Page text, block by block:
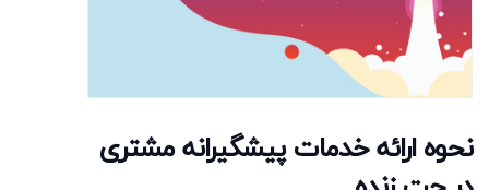
نحوه ارائه خدمات پیشگیرانه مشتری